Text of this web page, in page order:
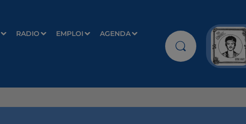
RADIO EMPLOI AGENDA